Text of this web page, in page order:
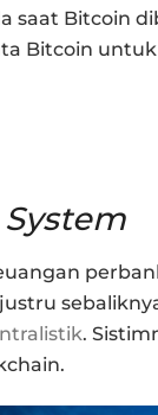
saat Bitcoin
Bitcoin
.